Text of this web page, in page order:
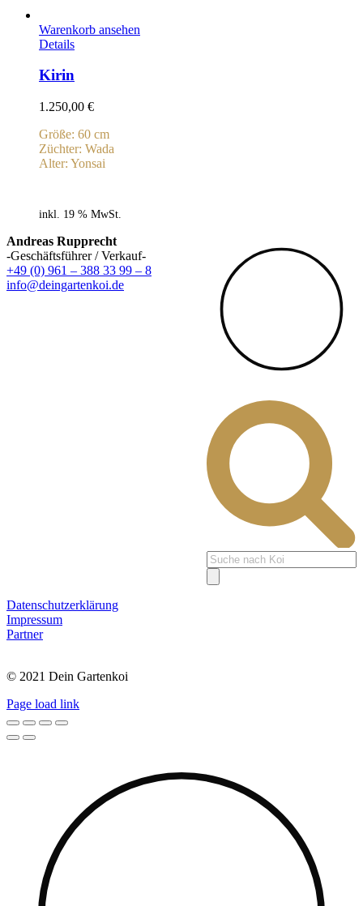
Warenkorb ansehen
Details
Kirin
1.250,00 €
Größe: 60 cm
Züchter: Wada
Alter: Yonsai
inkl. 19 % MwSt.
Products
search
Andreas Rupprecht
-Geschäftsführer / Verkauf-
+49 (0) 961 – 388 33 99 – 8
info@deingartenkoi.de
Datenschutzerklärung
Impressum
Partner
© 2021 Dein Gartenkoi
Page load link